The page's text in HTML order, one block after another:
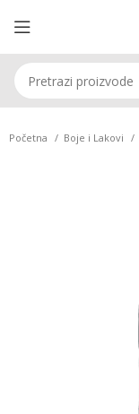
Početna Boje i Lakovi